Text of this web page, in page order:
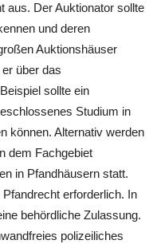
aus. Der Auktionator sollte
und deren
Auktionshäuser
über das
sollte ein
Studium in
können. Alternativ werden
dem Fachgebiet
in Pfandhäusern statt.
erforderlich. In
behördliche Zulassung.
polizeiliches